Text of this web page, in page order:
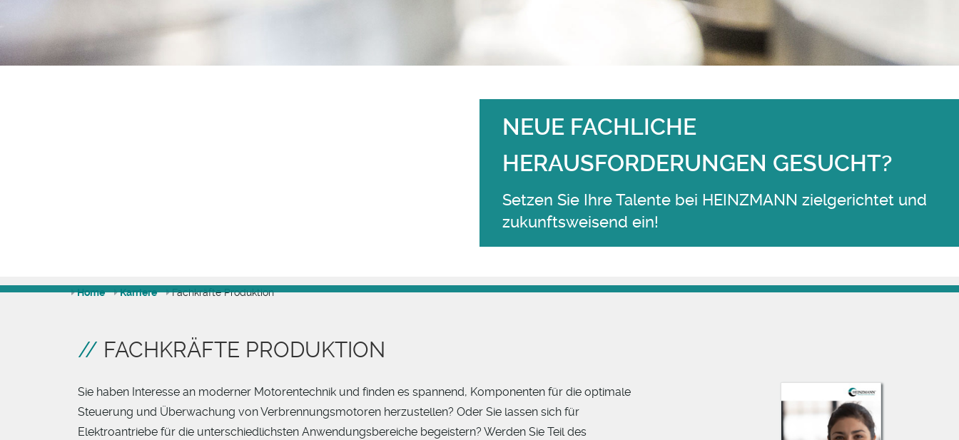
NEUE FACHLICHE
HERAUSFORDERUNGEN GESUCHT?
Setzen Sie Ihre Talente bei HEINZMANN zielgerichtet und
zukunftsweisend ein!
Home Karriere Fachkräfte Produktion
FACHKRÄFTE PRODUKTION
Sie haben Interesse an moderner Motorentechnik und finden es spannend, Komponenten für die optimale
Steuerung und Überwachung von Verbrennungsmotoren herzustellen? Oder Sie lassen sich für
Elektroantriebe für die unterschiedlichsten Anwendungsbereiche begeistern? Werden Sie Teil des